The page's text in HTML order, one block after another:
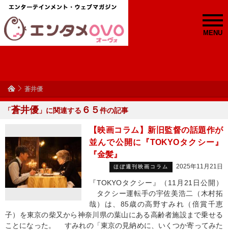
MENU
蒼井優
「蒼井優 」に関連する ６５件の記事
【映画コラム】新旧監督の話題作が
並んで公開に『TOKYOタクシー』
『金髪』
ほぼ週刊映画コラム 2025年11月21日
『TOKYOタクシー』（11月21日公開）
タクシー運転手の宇佐美浩二（木村拓
哉）は、85歳の高野すみれ（倍賞千恵
子）を東京の柴又から神奈川県の葉山にある高齢者施設まで乗せる
ことになった。 すみれの「東京の見納めに、いくつか寄ってみた